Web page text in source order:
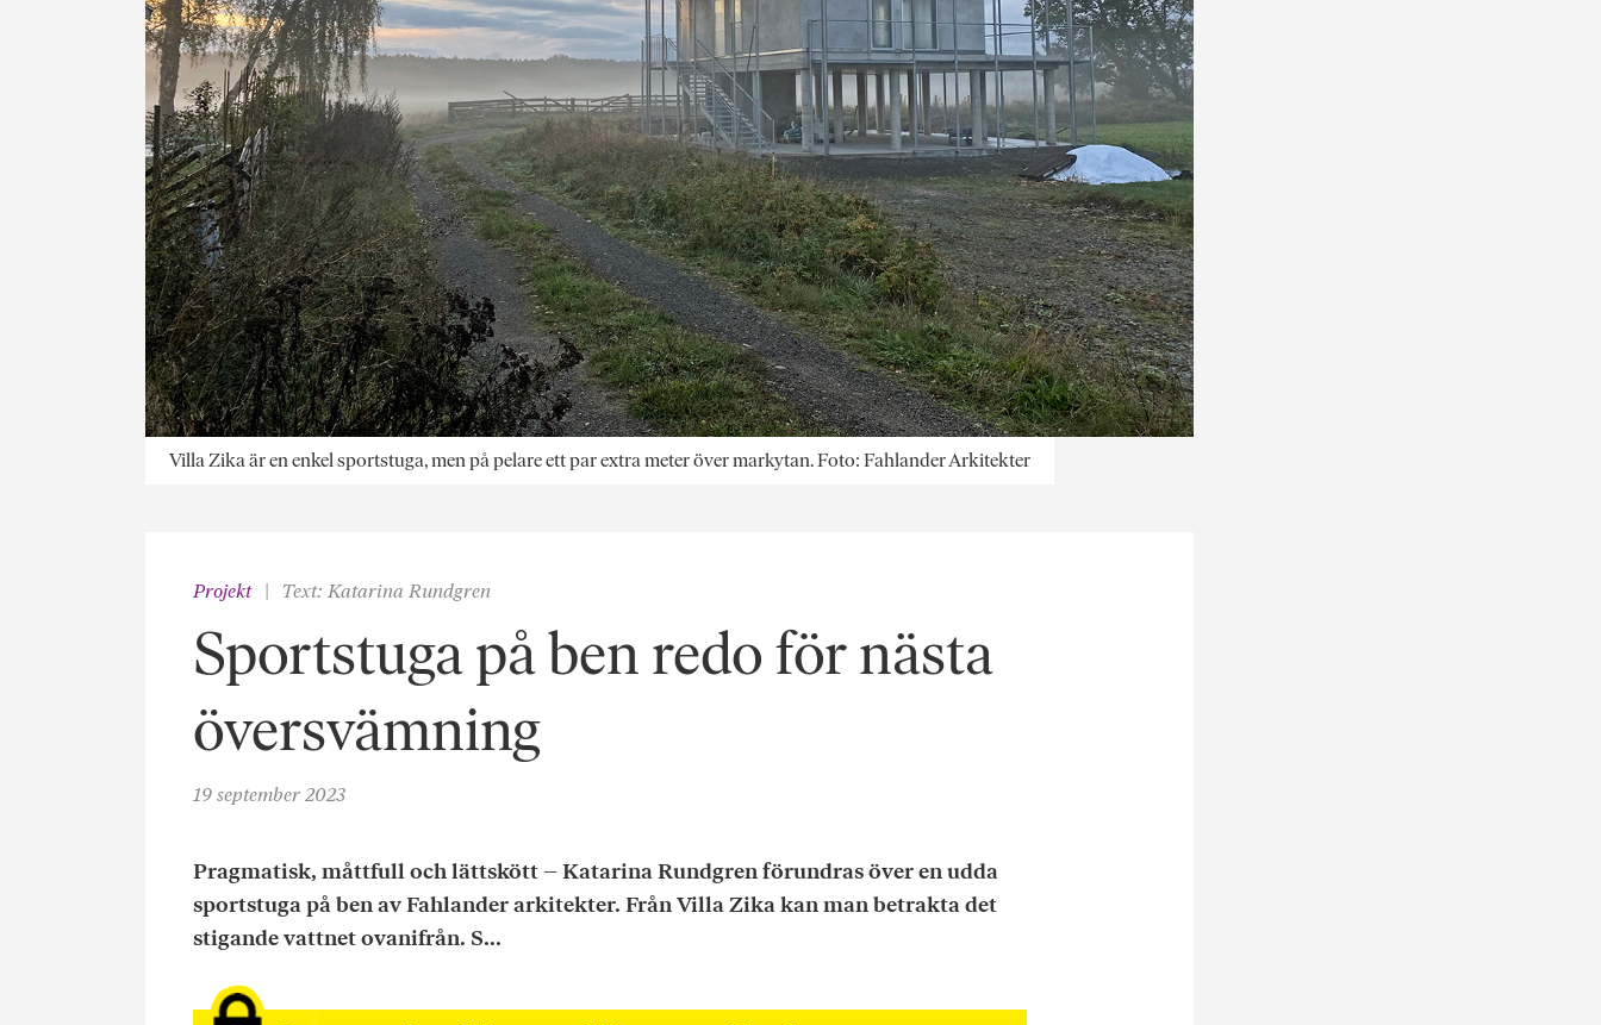
Villa Zika är en enkel sport­stuga, men på pelare ett par extra meter över markytan. Foto: Fahlander Arkitekter
Projekt Text: Katarina Rundgren
Sportstuga på ben redo för nästa
översvämning
19 september 2023
Pragmatisk, måttfull och lättskött – Katarina Rundgren förundras över en udda
sportstuga på ben av Fahlander arkitekter. Från Villa Zika kan man betrakta det
stigande vattnet ovanifrån. S...